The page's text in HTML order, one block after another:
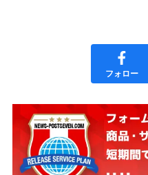
フォロー